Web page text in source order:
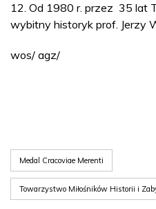
12. Od 1980 r. przez 35 lat
wybitny historyk prof. Jerzy
wos/ agz/
Medal Cracoviae Merenti
Towarzystwo Miłośników Historii i